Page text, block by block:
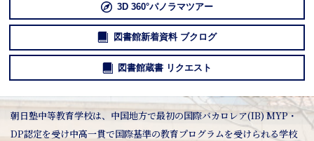
3D 360°パノラマツアー
図書館新着資料 ブクログ
図書館蔵書 リクエスト
朝日塾中等教育学校は、中国地方で最初の国際バカロレア(IB) MYP・
DP認定を受け中高一貫で国際基準の教育プログラムを受けられる学校